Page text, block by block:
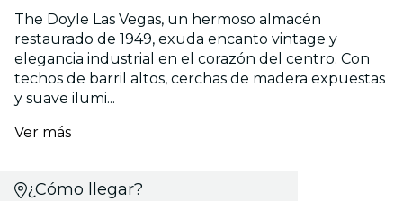
The Doyle Las Vegas, un hermoso almacén
restaurado de 1949, exuda encanto vintage y
elegancia industrial en el corazón del centro. Con
techos de barril altos, cerchas de madera expuestas
y suave ilumi...
Ver más
¿Cómo llegar?